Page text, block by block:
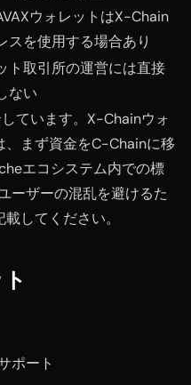
ウォレットはX-Chain
スを使用する場合あり
ト取引所の運営には直接
ない
ています。X-Chainウォ
、まず資金をC-Chainに移
エコシステム内での標
ーザーの混乱を避けるた
してください。
ポート